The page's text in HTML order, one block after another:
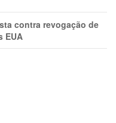
contra revogação de
EUA